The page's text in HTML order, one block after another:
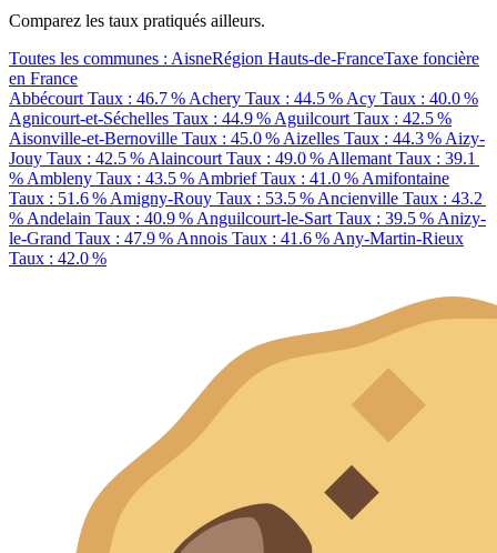
Comparez les taux pratiqués ailleurs.
Toutes les communes : AisneRégion Hauts-de-FranceTaxe foncière
en France
Abbécourt Taux : 46.7 % Achery Taux : 44.5 % Acy Taux : 40.0 %
Agnicourt-et-Séchelles Taux : 44.9 % Aguilcourt Taux : 42.5 %
Aisonville-et-Bernoville Taux : 45.0 % Aizelles Taux : 44.3 % Aizy-
Jouy Taux : 42.5 % Alaincourt Taux : 49.0 % Allemant Taux : 39.1
% Ambleny Taux : 43.5 % AmbriefTaux : 41.0 % Amifontaine
Taux : 51.6 % Amigny-Rouy Taux : 53.5 % Ancienville Taux : 43.2
% Andelain Taux : 40.9 % Anguilcourt-le-Sart Taux : 39.5 % Anizy-
le-Grand Taux : 47.9 % Annois Taux : 41.6 % Any-Martin-Rieux
Taux : 42.0 %